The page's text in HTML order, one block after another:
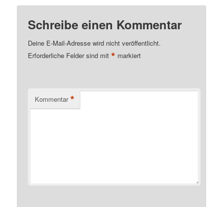
Schreibe einen Kommentar
Deine E-Mail-Adresse wird nicht veröffentlicht.
Erforderliche Felder sind mit* markiert
Kommentar *